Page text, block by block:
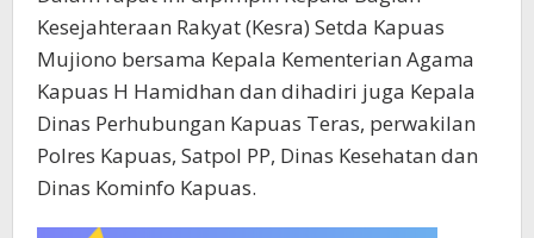
Kesejahteraan Rakyat (Kesra) Setda Kapuas
Mujiono bersama Kepala Kementerian Agama
Kapuas H Hamidhan dan dihadiri juga Kepala
Dinas Perhubungan Kapuas Teras, perwakilan
Polres Kapuas, Satpol PP, Dinas Kesehatan dan
Dinas Kominfo Kapuas.